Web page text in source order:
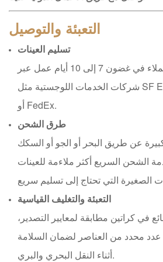
التعبئة والتوصيل
تسليم العينات
سيتم تسليم العينات للعملاء في غضون 7 إلى 10 أيام عمل عبر
شركات الخدمات اللوجستية مثل SF Express أو DHL أو TNT
أو FedEx.
طرق الشحن
عن طريق البحر أو الجو أو السكك
الشحن السريع أكثر ملاءمة للعينات
التعبئة والتغليف القياسية
في كراتين مطابقة لمعايير التصدير،
محدد من العناصر لضمان السلامة
أثناء النقل البحري والبري.